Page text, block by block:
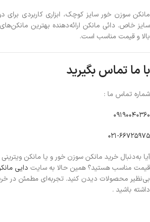
مانکن سوزن خور سایز کوچک، ابزاری کاربردی
سایز خاص. دائی مانکن ارائه‌دهنده بهترین
بالا و قیمت مناسب است.
با ما تماس بگیرید
شماره تماس ما :
09190040360
021-66725975
آیا به‌دنبال خرید مانکن‌ سوزن خور و یا مانکن ویترینی
قیمت مناسب هستید؟ همین حالا به سایت دایی
بی‌نظیر محصولات دیدن کنید. تجربه‌ای مطمئن در
داشته باشید .